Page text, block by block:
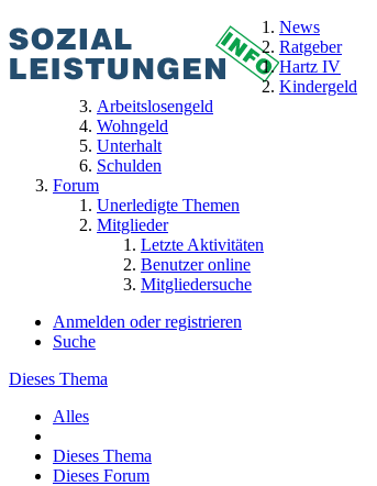
News
Ratgeber
Hartz IV
Kindergeld
Arbeitslosengeld
Wohngeld
Unterhalt
Schulden
Forum
Unerledigte Themen
Mitglieder
Letzte Aktivitäten
Benutzer online
Mitgliedersuche
Anmelden oder registrieren
Suche
Dieses Thema
Alles
Dieses Thema
Dieses Forum